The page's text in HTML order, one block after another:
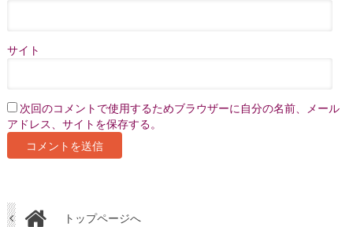
サイト
次回のコメントで使用するためブラウザーに自分の名前、メール
アドレス、サイトを保存する。
トップページへ